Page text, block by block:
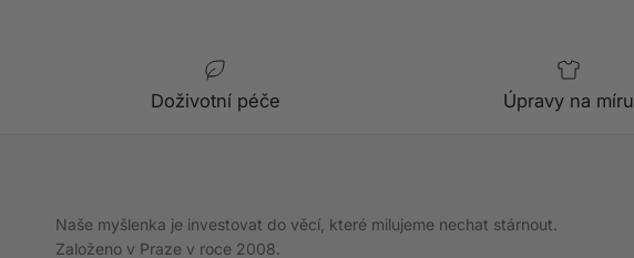
Doživotní péče Úpravy na míru
Naše myšlenka je investovat do věcí, které milujeme nechat stárnout.
Založeno v Praze v roce 2008.